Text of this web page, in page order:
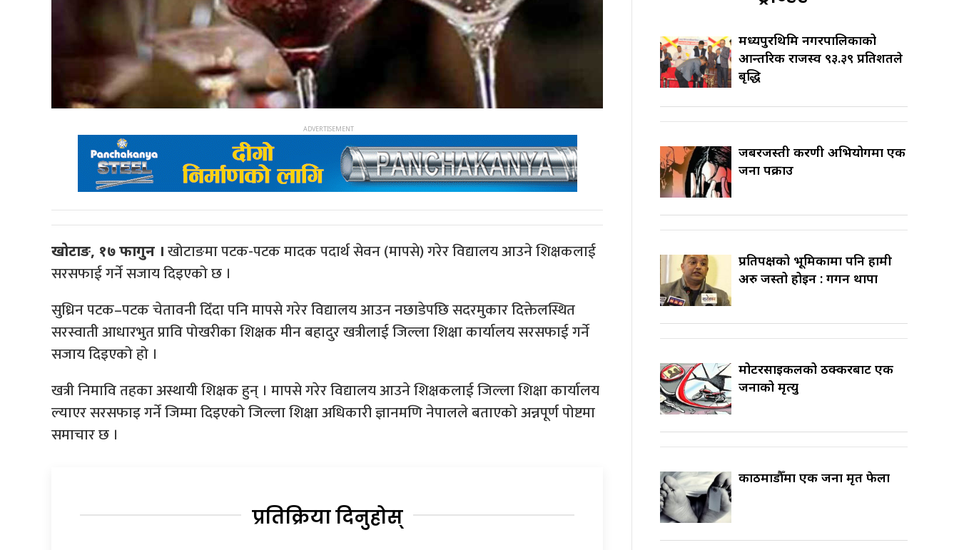
खोटाङ, १७ फागुन । खोटाङमा पटक-पटक मादक पदार्थ सेवन (मापसे) गरेर विद्यालय आउने शिक्षकलाई
सरसफाई गर्ने सजाय दिइएको छ ।
सुध्रिन पटक–पटक चेतावनी दिँदा पनि मापसे गरेर विद्यालय आउन नछाडेपछि सदरमुकार दिक्तेलस्थित
सरस्वाती आधारभुत प्रावि पोखरीका शिक्षक मीन बहादुर खत्रीलाई जिल्ला शिक्षा कार्यालय सरसफाई गर्ने
सजाय दिइएको हो ।
खत्री निमावि तहका अस्थायी शिक्षक हुन् । मापसे गरेर विद्यालय आउने शिक्षकलाई जिल्ला शिक्षा कार्यालय
ल्याएर सरसफाइ गर्ने जिम्मा दिइएको जिल्ला शिक्षा अधिकारी ज्ञानमणि नेपालले बताएको अन्नपूर्ण पोष्टमा
समाचार छ ।
प्रतिक्रिया दिनुहोस्
मध्यपुरथिमि नगरपालिकाको
आन्तरिक राजस्व ९३.३९ प्रतिशतले
बृद्धि
जबरजस्ती करणी अभियोगमा एक
जना पक्राउ
प्रतिपक्षको भूमिकामा पनि हामी
अरु जस्तो होइन : गगन थापा
मोटरसाइकलको ठक्करबाट एक
जनाको मृत्यु
काठमाडौँमा एक जना मृत फेला